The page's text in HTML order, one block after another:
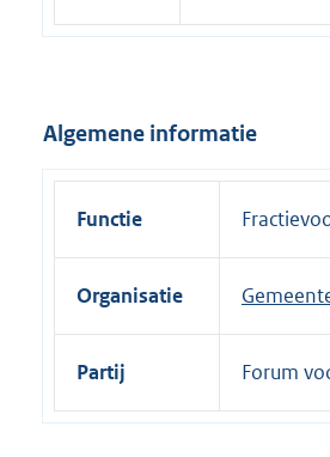
e
n
k
Algemene informatie
Functie
Organisatie
Partij Forum